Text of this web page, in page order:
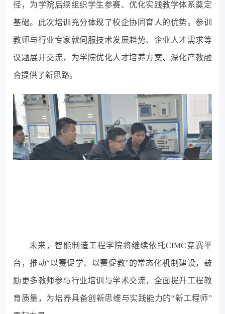
径，为学院后续组织学生参赛、优化实践教学体系奠定
基础。此次培训充分体现了校企协同育人的优势。参训
教师与行业专家就伺服技术发展趋势、企业人才需求等
议题展开交流，为学院优化人才培养方案、深化产教融
合提供了新思路。
未来，智能制造工程学院将继续依托CIMC竞赛平
台，推动“以赛促学、以赛促教”的常态化机制建设，鼓
励更多教师参与行业培训与学术交流，全面提升工程教
育质量，为培养具备创新思维与实践能力的“新工程师”